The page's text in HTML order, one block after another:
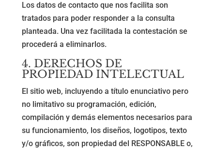
Los datos de contacto que nos facilita son
tratados para poder responder a la consulta
planteada. Una vez facilitada la contestación se
procederá a eliminarlos.
4. DERECHOS DE
PROPIEDAD INTELECTUAL
El sitio web, incluyendo a título enunciativo pero
no limitativo su programación, edición,
compilación y demás elementos necesarios para
su funcionamiento, los diseños, logotipos, texto
y/o gráficos, son propiedad del RESPONSABLE o,